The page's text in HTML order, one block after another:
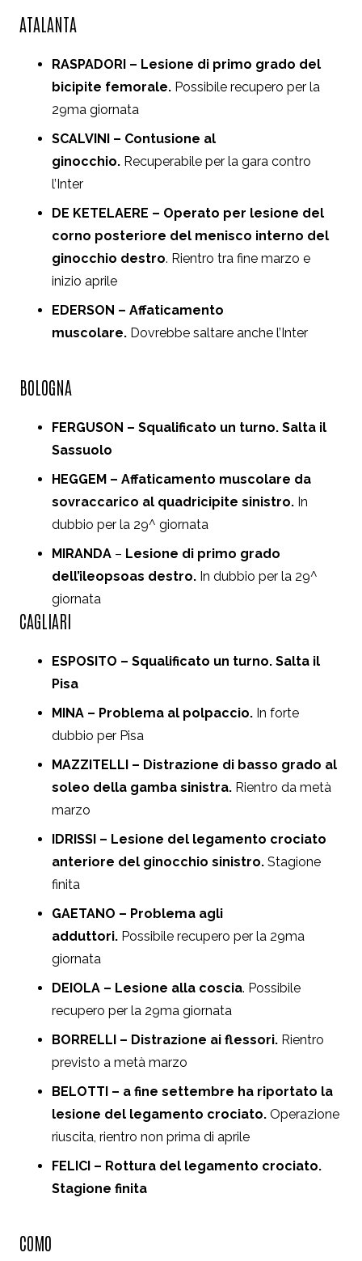
ATALANTA
RASPADORI – Lesione di primo grado del
bicipite femorale. Possibile recupero per la
29ma giornata
SCALVINI – Contusione al
ginocchio. Recuperabile per la gara contro
l’Inter
DE KETELAERE – Operato per lesione del
corno posteriore del menisco interno del
ginocchio destro. Rientro tra fine marzo e
inizio aprile
EDERSON – Affaticamento
muscolare. Dovrebbe saltare anche l’Inter
BOLOGNA
FERGUSON – Squalificato un turno. Salta il
Sassuolo
HEGGEM – Affaticamento muscolare da
sovraccarico al quadricipite sinistro. In
dubbio per la 29^ giornata
MIRANDA – Lesione di primo grado
dell’ileopsoas destro. In dubbio per la 29^
giornata
CAGLIARI
ESPOSITO – Squalificato un turno. Salta il
Pisa
MINA – Problema al polpaccio. In forte
dubbio per Pisa
MAZZITELLI – Distrazione di basso grado al
soleo della gamba sinistra. Rientro da metà
marzo
IDRISSI – Lesione del legamento crociato
anteriore del ginocchio sinistro. Stagione
finita
GAETANO – Problema agli
adduttori. Possibile recupero per la 29ma
giornata
DEIOLA – Lesione alla coscia. Possibile
recupero per la 29ma giornata
BORRELLI – Distrazione ai flessori. Rientro
previsto a metà marzo
BELOTTI – a fine settembre ha riportato la
lesione del legamento crociato. Operazione
riuscita, rientro non prima di aprile
FELICI – Rottura del legamento crociato.
Stagione finita
COMO